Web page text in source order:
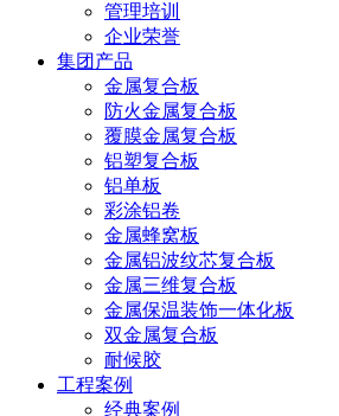
管理培训
企业荣誉
集团产品
金属复合板
防火金属复合板
覆膜金属复合板
铝塑复合板
铝单板
彩涂铝卷
金属蜂窝板
金属铝波纹芯复合板
金属三维复合板
金属保温装饰一体化板
双金属复合板
耐候胶
工程案例
经典案例